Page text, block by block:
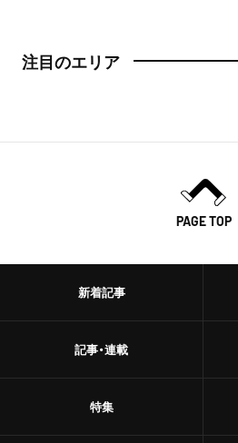
注目のエリア
PAGE TOP
新着記事
記事・連載
特集